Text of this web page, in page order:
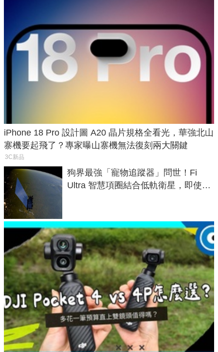
iPhone 18 Pro 設計圖 A20 晶片規格全看光，華強北山
寨機要起飛了？專家曝山寨機無法復刻兩大關鍵
3C新品
狗界最強「寵物追蹤器」問世！Fi
Ultra 智慧項圈結合低軌衛星，即使在